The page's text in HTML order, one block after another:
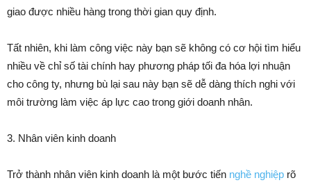
giao được nhiều hàng trong thời gian quy định.
Tất nhiên, khi làm công việc này bạn sẽ không có cơ hội tìm hiểu
nhiều về chỉ số tài chính hay phương pháp tối đa hóa lợi nhuận
cho công ty, nhưng bù lại sau này bạn sẽ dễ dàng thích nghi với
môi trường làm việc áp lực cao trong giới doanh nhân.
3. Nhân viên kinh doanh
Trở thành nhân viên kinh doanh là một bước tiến nghề nghiệp rõ